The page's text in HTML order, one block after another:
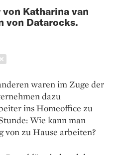
Katharina van
von Datarocks.
waren im Zuge der
dazu
ins Homeoffice zu
Wie kann man
zu Hause arbeiten?